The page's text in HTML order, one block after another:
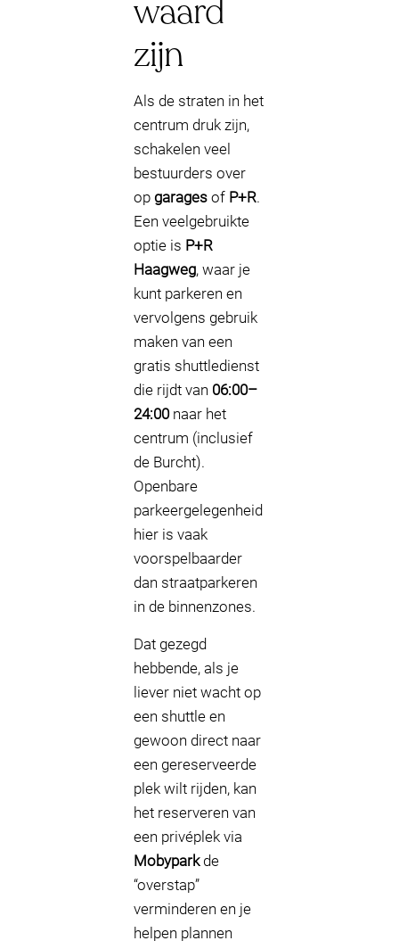
waard
zijn
Als de straten in het
centrum druk zijn,
schakelen veel
bestuurders over
op garages of P+R.
Een veelgebruikte
optie is P+R
Haagweg, waar je
kunt parkeren en
vervolgens gebruik
maken van een
gratis shuttledienst
die rijdt van 06:00–
24:00naar het
centrum (inclusief
de Burcht).
Openbare
parkeergelegenheid
hier is vaak
voorspelbaarder
dan straatparkeren
in de binnenzones.
Dat gezegd
hebbende, als je
liever niet wacht op
een shuttle en
gewoon direct naar
een gereserveerde
plek wilt rijden, kan
het reserveren van
een privéplek via
Mobyparkde
“overstap”
verminderen en je
helpen plannen